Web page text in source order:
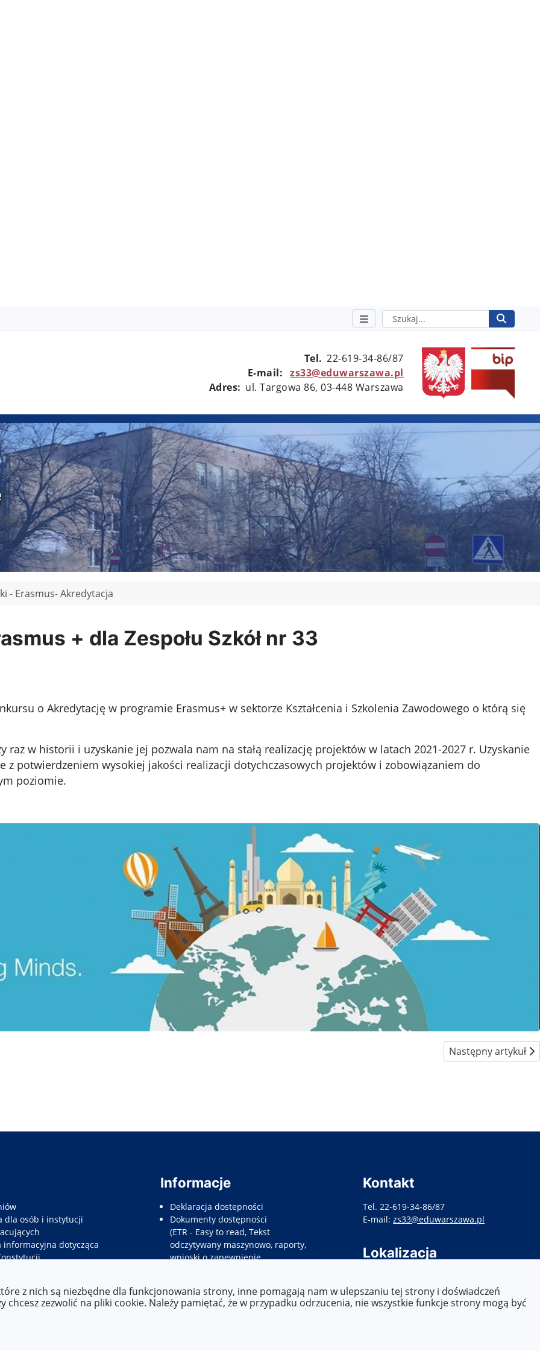
Szukaj
Tel. 22-619-34-86/87
E-mail:
zs33@eduwarszawa.pl
Adres: ul. Targowa 86, 03-448 Warszawa
- Erasmus- Akredytacja
+ dla Zespołu Szkół nr 33
o Akredytację w programie Erasmus+ w sektorze Kształcenia i Szkolenia Zawodowego o którą się
raz w historii i uzyskanie jej pozwala nam na stałą realizację projektów w latach 2021-2027 r. Uzyskanie
z potwierdzeniem wysokiej jakości realizacji dotychczasowych projektów i zobowiązaniem do
poziomie.
Następny artykuł:
Następny artykuł
dla osób i instytucji
informacyjna dotycząca
informacyjne dla
do pracy
Informacje
Deklaracja dostepności
Dokumenty dostępności
(ETR - Easy to read, Tekst
odczytywany maszynowo, raporty,
wnioski o zapewnienie
Kontakt
Tel. 22-619-34-86/87
E-mail:zs33@eduwarszawa.pl
Lokalizacja
03-448 Warszawa
z nich są niezbędne dla funkcjonowania strony, inne pomagają nam w ulepszaniu tej strony i doświadczeń
chcesz zezwolić na pliki cookie. Należy pamiętać, że w przypadku odrzucenia, nie wszystkie funkcje strony mogą być